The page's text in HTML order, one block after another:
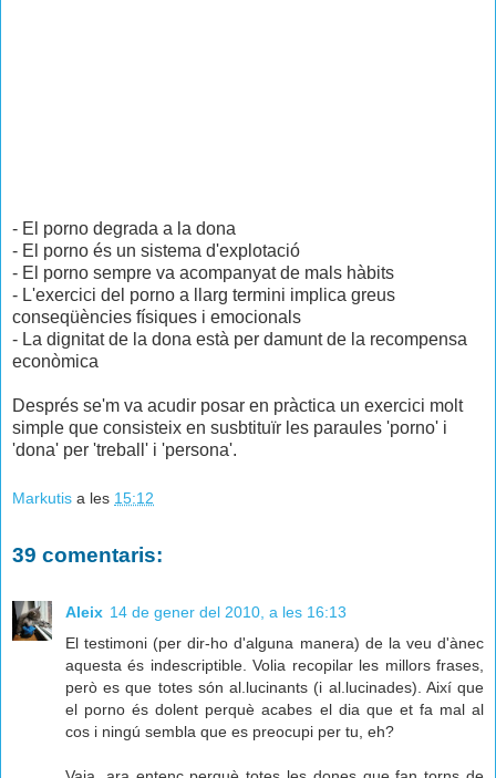
- El porno degrada a la dona
- El porno és un sistema d'explotació
- El porno sempre va acompanyat de mals hàbits
- L'exercici del porno a llarg termini implica greus
conseqüències físiques i emocionals
- La dignitat de la dona està per damunt de la recompensa
econòmica
Després se'm va acudir posar en pràctica un exercici molt
simple que consisteix en susbtituïr les paraules 'porno' i
'dona' per 'treball' i 'persona'.
Markutis a les 15:12
39 comentaris:
Aleix 14 de gener del 2010, a les 16:13
El testimoni (per dir-ho d'alguna manera) de la veu d'ànec
aquesta és indescriptible. Volia recopilar les millors frases,
però es que totes són al.lucinants (i al.lucinades). Així que
el porno és dolent perquè acabes el dia que et fa mal al
cos i ningú sembla que es preocupi per tu, eh?